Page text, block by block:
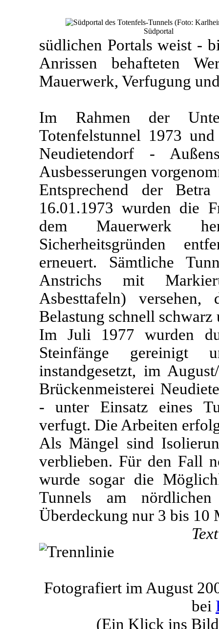
Südportal
südlichen Portals weist -
Anrissen behafteten
Mauerwerk, Verfugung
Im Rahmen der
Totenfelstunnel 1973
Neudietendorf -
Ausbesserungen
Entsprechend der
16.01.1973 wurden die
dem Mauerwerk
Sicherheitsgründen
erneuert. Sämtliche
Anstrichs mit
Asbesttafeln)
Belastung schnell
Im Juli 1977 wurden
Steinfänge gereinigt
instandgesetzt, im
Brückenmeisterei
- unter Einsatz eines
verfugt. Die Arbeiten
Als Mängel sind
verblieben. Für den Fall
wurde sogar die
Tunnels am
Überdeckung nur 3 bis 10
Fotografiert im August
bei
(Ein Klick ins